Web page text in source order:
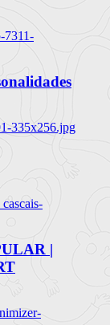
7311-
335x256.jpg
|